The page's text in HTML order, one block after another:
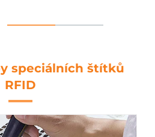
speciálních štítků
RFID